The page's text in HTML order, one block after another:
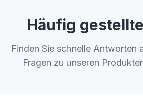
Häufig
Finden Sie schnelle Antworten
Fragen zu unseren